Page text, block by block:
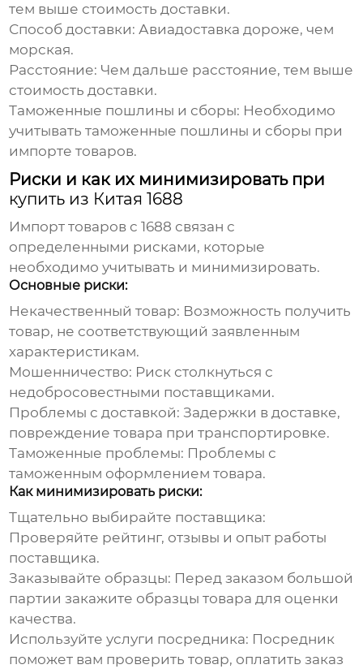
тем выше стоимость доставки.
Способ доставки: Авиадоставка дороже, чем
морская.
Расстояние: Чем дальше расстояние, тем выше
стоимость доставки.
Таможенные пошлины и сборы: Необходимо
учитывать таможенные пошлины и сборы при
импорте товаров.
Риски и как их минимизировать при
купить из Китая 1688
Импорт товаров с1688 связан с
определенными рисками, которые
необходимо учитывать и минимизировать.
Основные риски:
Некачественный товар: Возможность получить
товар, не соответствующий заявленным
характеристикам.
Мошенничество: Риск столкнуться с
недобросовестными поставщиками.
Проблемы с доставкой: Задержки в доставке,
повреждение товара при транспортировке.
Таможенные проблемы: Проблемы с
таможенным оформлением товара.
Как минимизировать риски:
Тщательно выбирайте поставщика:
Проверяйте рейтинг, отзывы и опыт работы
поставщика.
Заказывайте образцы: Перед заказом большой
партии закажите образцы товара для оценки
качества.
Используйте услуги посредника: Посредник
поможет вам проверить товар, оплатить заказ